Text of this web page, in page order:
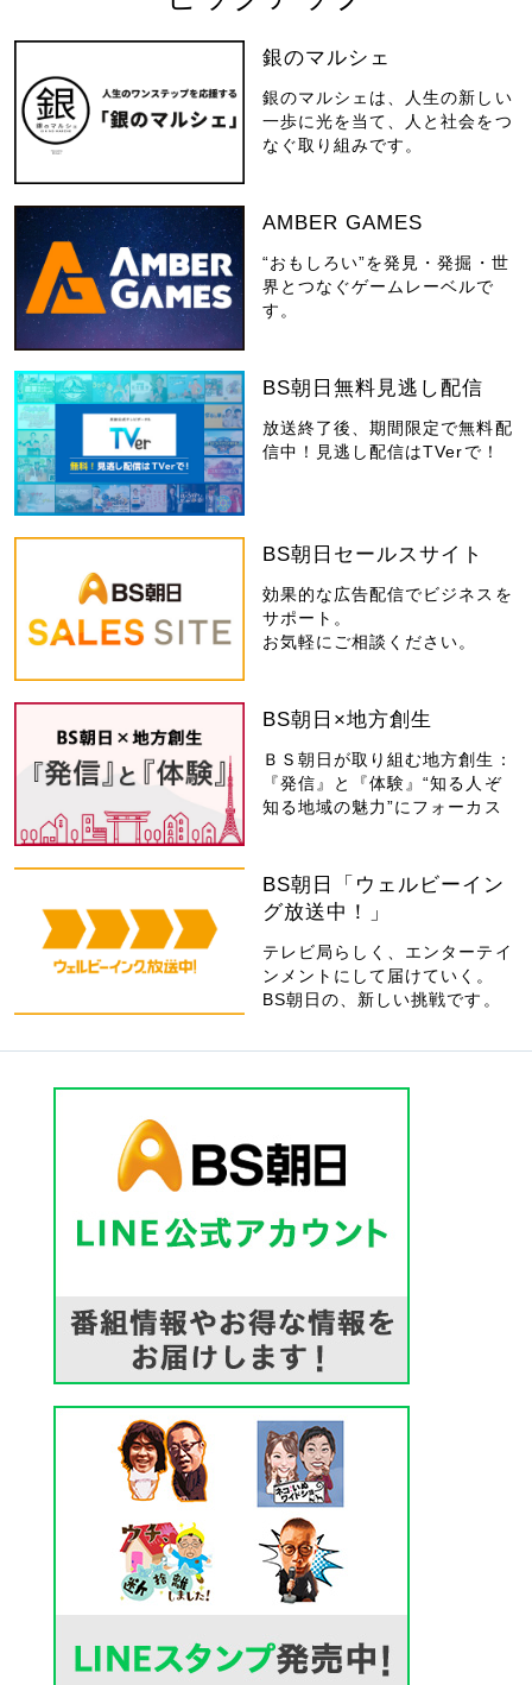
銀のマルシェ
銀のマルシェは、人生の新しい
一歩に光を当て、人と社会をつ
なぐ取り組みです。
AMBER GAMES
“おもしろい”を発見・発掘・世
界とつなぐゲームレーベルで
す。
BS朝日無料見逃し配信
放送終了後、期間限定で無料配
信中！見逃し配信はTVerで！
BS朝日セールスサイト
効果的な広告配信でビジネスを
サポート。
お気軽にご相談ください。
BS朝日×地方創生
ＢＳ朝日が取り組む地方創生：
『発信』と『体験』“知る人ぞ
知る地域の魅力”にフォーカス
BS朝日「ウェルビーイン
グ放送中！」
テレビ局らしく、エンターテイ
ンメントにして届けていく。
BS朝日の、新しい挑戦です。